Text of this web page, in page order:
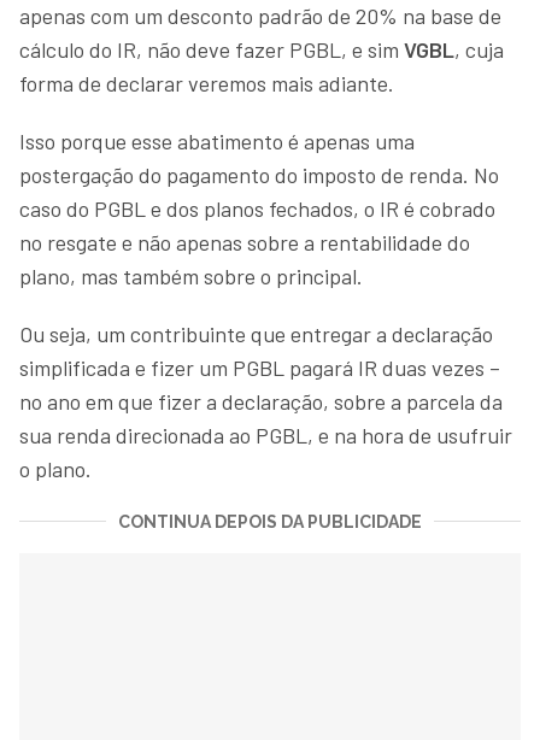
apenas com um desconto padrão de 20% na base de
cálculo do IR, não deve fazer PGBL, e sim VGBL, cuja
forma de declarar veremos mais adiante.
Isso porque esse abatimento é apenas uma
postergação do pagamento do imposto de renda. No
caso do PGBL e dos planos fechados, o IR é cobrado
no resgate e não apenas sobre a rentabilidade do
plano, mas também sobre o principal.
Ou seja, um contribuinte que entregar a declaração
simplificada e fizer um PGBL pagará IR duas vezes –
no ano em que fizer a declaração, sobre a parcela da
sua renda direcionada ao PGBL, e na hora de usufruir
o plano.
CONTINUA DEPOIS DA PUBLICIDADE